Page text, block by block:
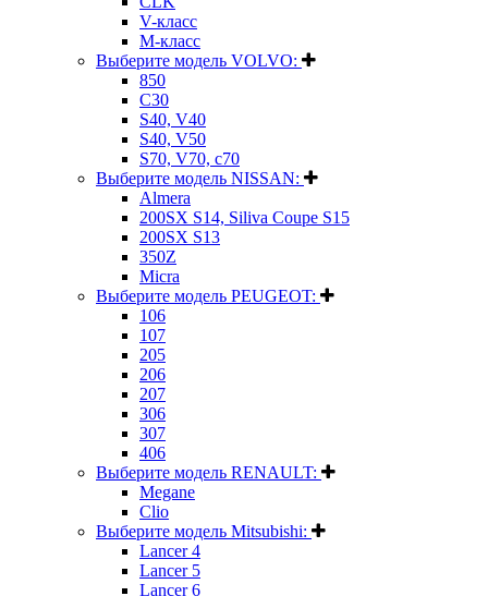
V-класс
M-класс
Выберите модель VOLVO:
850
C30
S40, V40
S40, V50
S70, V70, c70
Выберите модель NISSAN:
Almera
200SX S14, Siliva Coupe S15
200SX S13
350Z
Micra
Выберите модель PEUGEOT:
106
107
205
206
207
306
307
406
Выберите модель RENAULT:
Megane
Clio
Выберите модель Mitsubishi:
Lancer 4
Lancer 5
Lancer 6